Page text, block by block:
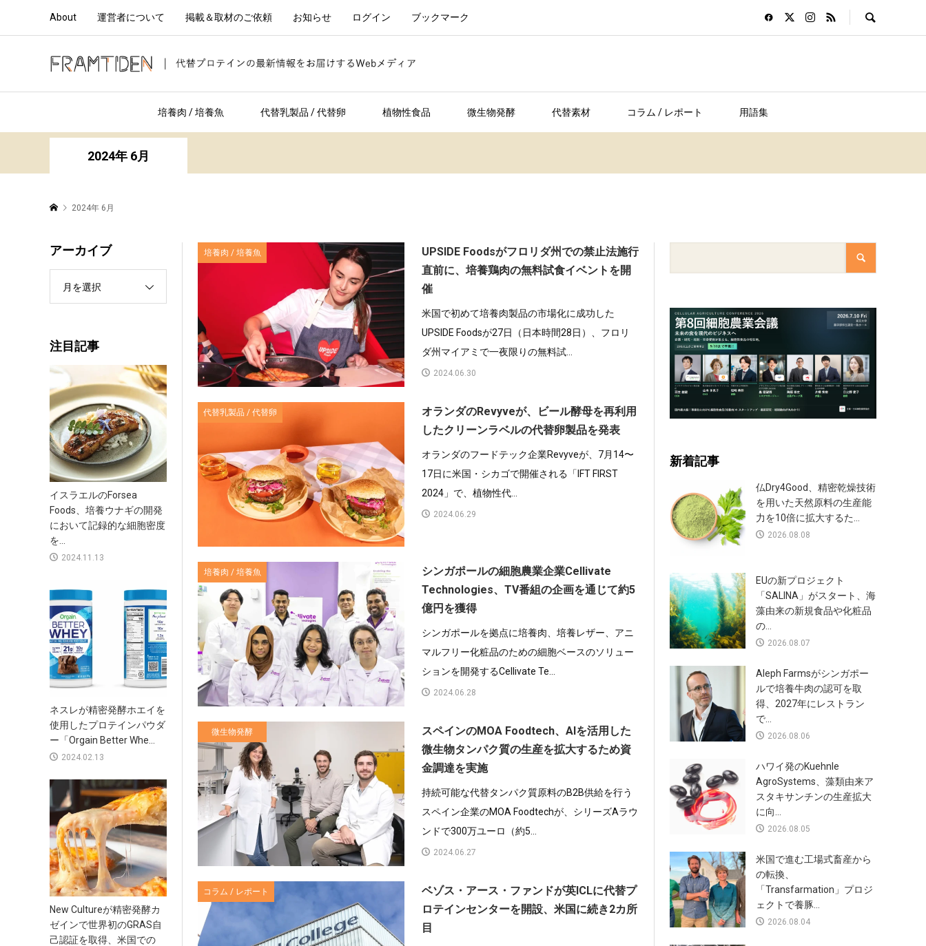
About 運営者について 掲載＆取材のご依頼 お知らせ ログイン ブックマーク
培養肉 / 培養魚 代替乳製品 / 代替卵 植物性食品 微生物発酵 代替素材 コラム / レポート 用語集
2024年 6月
2024年 6月
培養肉 / 培養魚
UPSIDE Foodsがフロリダ州での禁止法施行
直前に、培養鶏肉の無料試食イベントを開
催
米国で初めて培養肉製品の市場化に成功した
UPSIDE Foodsが27日（日本時間28日）、フロリ
ダ州マイアミで一夜限りの無料試...
2024.06.30
代替乳製品 / 代替卵
オランダのRevyveが、ビール酵母を再利用
したクリーンラベルの代替卵製品を発表
オランダのフードテック企業Revyveが、7月14〜
17日に米国・シカゴで開催される「IFT FIRST
2024」で、植物性代...
2024.06.29
培養肉 / 培養魚
シンガポールの細胞農業企業Cellivate
Technologies、TV番組の企画を通じて約5
億円を獲得
シンガポールを拠点に培養肉、培養レザー、アニ
マルフリー化粧品のための細胞ベースのソリュー
ションを開発するCellivate Te...
2024.06.28
微生物発酵
スペインのMOA Foodtech、AIを活用した
微生物タンパク質の生産を拡大するため資
金調達を実施
持続可能な代替タンパク質原料のB2B供給を行う
スペイン企業のMOA Foodtechが、シリーズAラウ
ンドで300万ユーロ（約5...
2024.06.27
コラム / レポート
ベゾス・アース・ファンドが英ICLに代替プ
ロテインセンターを開設、米国に続き2カ所
目
アーカイブ
月を選択
注目記事
イスラエルのForsea
Foods、培養ウナギの開発
において記録的な細胞密度
を...
2024.11.13
ネスレが精密発酵ホエイを
使用したプロテインパウダ
ー「Orgain Better Whe...
2024.02.13
New Cultureが精密発酵カ
ゼインで世界初のGRAS自
己認証を取得、米国での
新着記事
仏Dry4Good、精密乾燥技術
を用いた天然原料の生産能
力を10倍に拡大するた...
2026.08.08
EUの新プロジェクト
「SALINA」がスタート、海
藻由来の新規食品や化粧品
の...
2026.08.07
Aleph Farmsがシンガポー
ルで培養牛肉の認可を取
得、2027年にレストラン
で...
2026.08.06
ハワイ発のKuehnle
AgroSystems、藻類由来ア
スタキサンチンの生産拡大
に向...
2026.08.05
米国で進む工場式畜産から
の転換、
「Transfarmation」プロジ
ェクトで養豚...
2026.08.04